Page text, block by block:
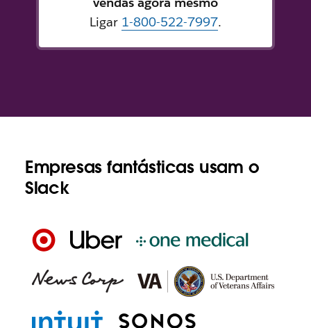
Ligar 1-800-522-7997.
Empresas fantásticas usam o
Slack